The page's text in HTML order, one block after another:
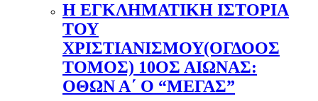
Η ΕΓΚΛΗΜΑΤΙΚΗ ΙΣΤΟΡΙΑ
ΤΟΥ
ΧΡΙΣΤΙΑΝΙΣΜΟΥ(ΟΓΔΟΟΣ
ΤΟΜΟΣ) 10ΟΣ ΑΙΩΝΑΣ:
ΟΘΩΝ Α΄ Ο “ΜΕΓΑΣ”